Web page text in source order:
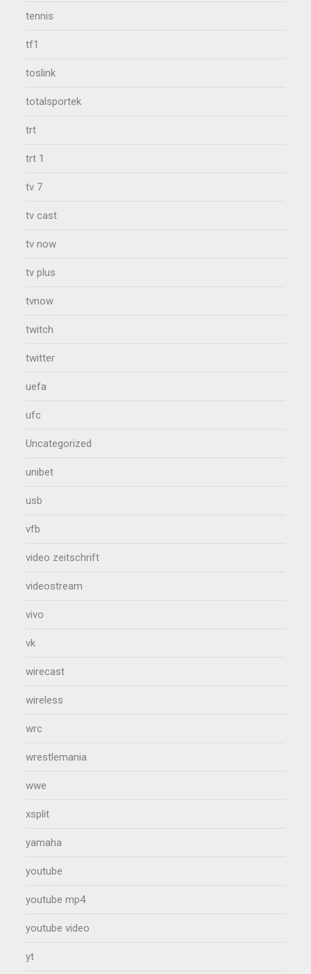
tennis
tf1
toslink
totalsportek
trt
trt 1
tv 7
tv cast
tv now
tv plus
tvnow
twitch
twitter
uefa
ufc
Uncategorized
unibet
usb
vfb
video zeitschrift
videostream
vivo
vk
wirecast
wireless
wrc
wrestlemania
wwe
xsplit
yamaha
youtube
youtube mp4
youtube video
yt